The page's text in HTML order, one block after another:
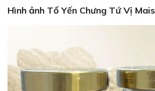
Hình ảnh Tổ Yến Chưng Tứ Vị